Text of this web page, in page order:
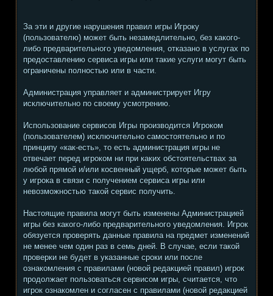
За эти и другие нарушения правил игры Игроку
(пользователю) может быть незамедлительно, без какого-
либо предварительного уведомления, отказано в услугах по
предоставлению сервиса игры или такие услуги могут быть
ограничены полностью или в части.
Администрация управляет и администрирует Игру
исключительно по своему усмотрению.
Использование сервисов Игры производится Игроком
(пользователем) исключительно самостоятельно и по
принципу «как-есть», то есть администрация игры не
отвечает перед игроком ни при каких обстоятельствах за
любой прямой и/или косвенный ущерб, которые может быть
у игрока в связи с получением сервиса игры или
невозможностью такой сервис получить.
Настоящие правила могут быть изменены Администрацией
игры без какого-либо предварительного уведомления. Игрок
обязуется проверять данные правила на предмет изменений
не менее чем один раз в семь дней. В случае, если такой
проверки не будет в указанные сроки или после
ознакомления с правилами (новой редакцией правил) игрок
продолжает пользоваться сервисом игры, считается, что
игрок ознакомлен и согласен с правилами (новой редакцией